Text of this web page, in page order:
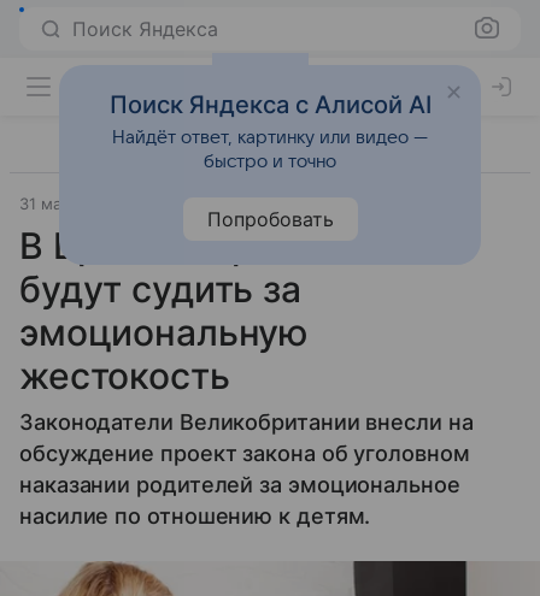
Поиск Яндекса
31 марта 2014
В Британии родителей
будут судить за
эмоциональную
жестокость
Законодатели Великобритании внесли на
обсуждение проект закона об уголовном
наказании родителей за эмоциональное
насилие по отношению к детям.
Поиск Яндекса с Алисой AI
Найдёт ответ, картинку или видео —
быстро и точно
Попробовать